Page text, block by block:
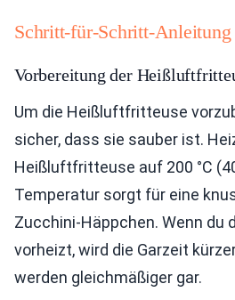
Schritt-für-Schritt-Anleitung
Vorbereitung der
Um die Heißluftfritteuse
sicher, dass sie sauber ist.
Heißluftfritteuse auf 200 °C
Temperatur sorgt für eine
Zucchini-Häppchen. Wenn
vorheizt, wird die Garzeit
werden gleichmäßiger gar.